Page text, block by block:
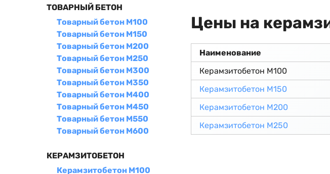
ТОВАРНЫЙ БЕТОН
Товарный бетон М100
Товарный бетон М150
Товарный бетон М200
Товарный бетон М250
Товарный бетон М300
Товарный бетон М350
Товарный бетон М400
Товарный бетон М450
Товарный бетон М550
Товарный бетон М600
КЕРАМЗИТОБЕТОН
Керамзитобетон М100
Цены на
Наименование
Керамзитобетон М100
Керамзитобетон М150
Керамзитобетон М200
Керамзитобетон М250